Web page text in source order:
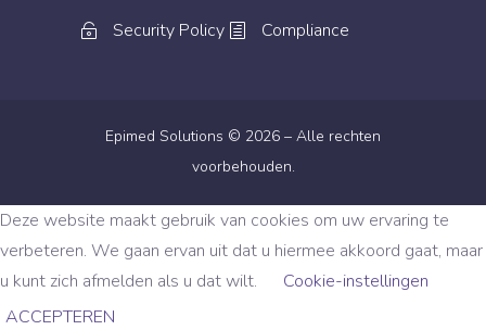
Security Policy Compliance
Epimed Solutions © 2026 – Alle rechten
voorbehouden.
Deze website maakt gebruik van cookies om uw ervaring te
verbeteren. We gaan ervan uit dat u hiermee akkoord gaat, maar
u kunt zich afmelden als u dat wilt.
Cookie-instellingen
ACCEPTEREN